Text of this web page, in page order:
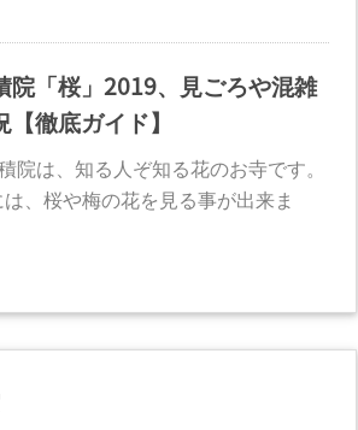
院「桜」2019、見ごろや混雑
【徹底ガイド】
院は、知る人ぞ知る花のお寺です。
、桜や梅の花を見る事が出来ま